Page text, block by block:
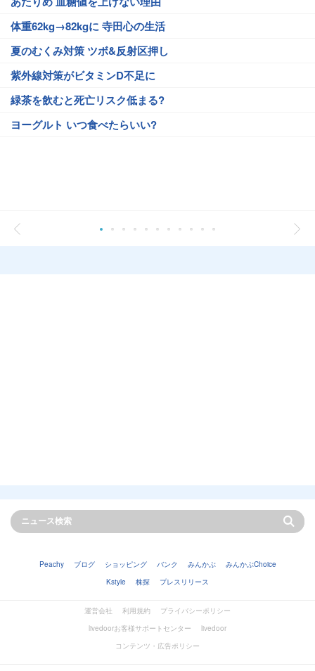
体重62kg→82kgに 寺田心の生活
夏のむくみ対策 ツボ&反射区押し
紫外線対策がビタミンD不足に
緑茶を飲むと死亡リスク低まる?
ヨーグルト いつ食べたらいい?
Peachy ブログ ショッピング バンク みんかぶ
みんかぶChoice
Kstyle
株探 プレスリリース
運営会社 利用規約
プライバシーポリシー
livedoorお客様サポートセンター
livedoor
コンテンツ・広告ポリシー